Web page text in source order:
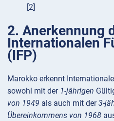
[2]
2. Anerkennung
Internationalen
(IFP)
Marokko erkennt
sowohl mit der 1-jährigen
von 1949 als auch mit der3-
Übereinkommens von 1968